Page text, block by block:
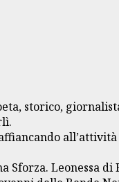
storico,
Leonessa di